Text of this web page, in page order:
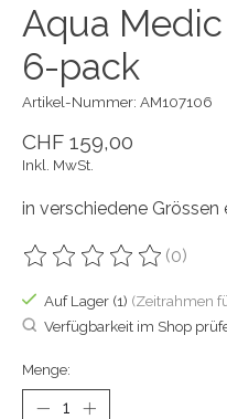
Aqua
6-pack
Artikel-Nummer: AM107106
CHF 159,00
Inkl. MwSt.
in verschiedene Grössen
Die Bewertung dieses
(0)
Auf Lager (1) (Zeitrahmen
Verfügbarkeit im Shop
Menge: